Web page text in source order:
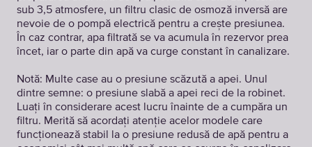
sub 3,5 atmosfere, un filtru clasic de osmoză inversă are
nevoie de o pompă electrică pentru a crește presiunea.
În caz contrar, apa filtrată se va acumula în rezervor prea
încet, iar o parte din apă va curge constant în canalizare.
Notă: Multe case au o presiune scăzută a apei. Unul
dintre semne: o presiune slabă a apei reci de la robinet.
Luați în considerare acest lucru înainte de a cumpăra un
filtru. Merită să acordați atenție acelor modele care
funcționează stabil la o presiune redusă de apă pentru a